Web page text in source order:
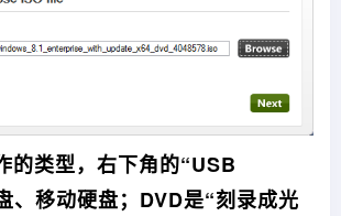
的类型，右下角的“USB
、移动硬盘；DVD是“刻录成光